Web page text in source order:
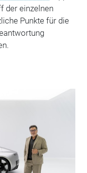
der einzelnen
Punkte für die